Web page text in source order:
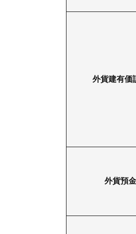
外貨建有価
外貨預金